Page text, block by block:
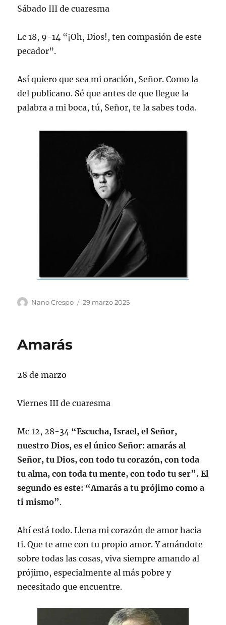
Sábado III de cuaresma
Lc 18, 9-14 “¡Oh, Dios!, ten compasión de este
pecador”.
Así quiero que sea mi oración, Señor. Como la
del publicano. Sé que antes de que llegue la
palabra a mi boca, tú, Señor, te la sabes toda.
Autor
Nano Crespo
Publicado
29 marzo 2025
Amarás
28 de marzo
Viernes III de cuaresma
Mc 12, 28-34 “Escucha, Israel, el Señor,
nuestro Dios, es el único Señor: amarás al
Señor, tu Dios, con todo tu corazón, con toda
tu alma, con toda tu mente, con todo tu ser”. El
segundo es este: “Amarás a tu prójimo como a
ti mismo”.
Ahí está todo. Llena mi corazón de amor hacia
ti. Que te ame con tu propio amor. Y amándote
sobre todas las cosas, viva siempre amando al
prójimo, especialmente al más pobre y
necesitado que encuentre.